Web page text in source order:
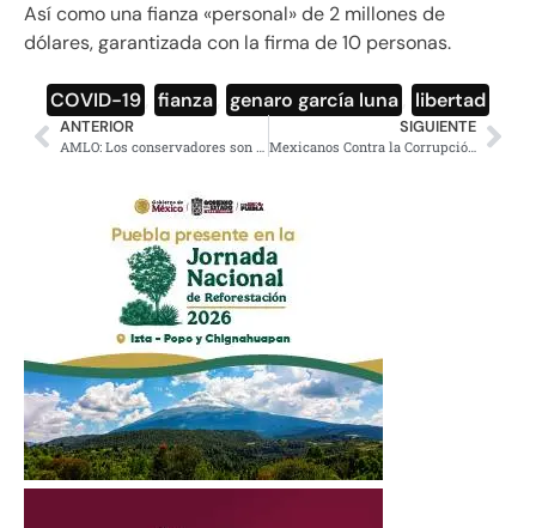
Así como una fianza «personal» de 2 millones de
dólares, garantizada con la firma de 10 personas.
COVID-19 fianza genaro garcía luna libertad
ANTERIOR
AMLO: Los conservadores son malos de Malolandia
SIGUIENTE
Mexicanos Contra la Corrupción se disculpa por fake news de Tren Maya